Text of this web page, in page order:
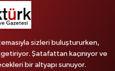
sizleri buluştururken,
Şatafattan kaçınıyor ve
bir altyapı sunuyor.